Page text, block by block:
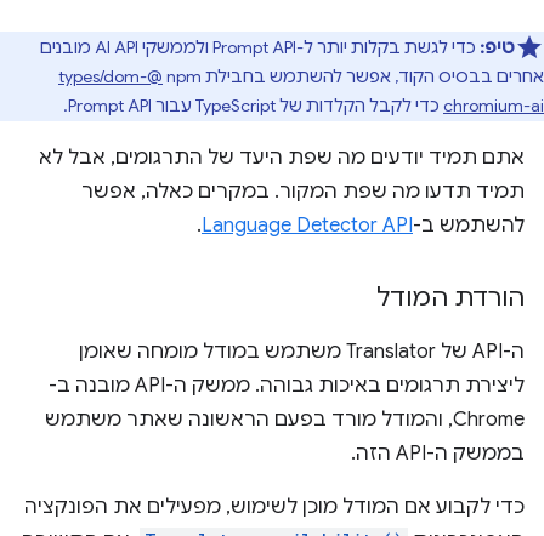
טיפ:
כדי לגשת בקלות יותר ל-Prompt API ולממשקי AI API מובנים
אחרים בבסיס הקוד, אפשר להשתמש בחבילת npm‏
@types/dom-
chromium-ai כדי לקבל הקלדות של TypeScript עבור Prompt API.
אתם תמיד יודעים מה שפת היעד של התרגומים, אבל לא
תמיד תדעו מה שפת המקור. במקרים כאלה, אפשר
להשתמש ב-Language Detector API
.
הורדת המודל
ה-API של Translator משתמש במודל מומחה שאומן
ליצירת תרגומים באיכות גבוהה. ממשק ה-API מובנה ב-
Chrome, והמודל מורד בפעם הראשונה שאתר משתמש
בממשק ה-API הזה.
כדי לקבוע אם המודל מוכן לשימוש, מפעילים את הפונקציה